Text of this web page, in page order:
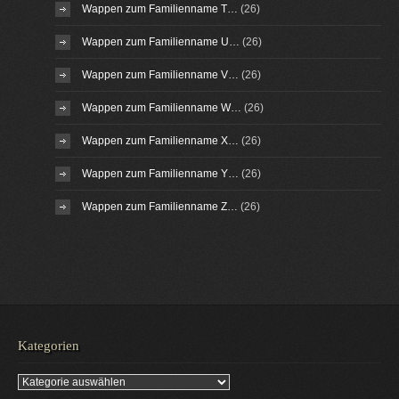
Wappen zum Familienname T… (26)
Wappen zum Familienname U… (26)
Wappen zum Familienname V… (26)
Wappen zum Familienname W… (26)
Wappen zum Familienname X… (26)
Wappen zum Familienname Y… (26)
Wappen zum Familienname Z… (26)
Kategorien
Kategorien